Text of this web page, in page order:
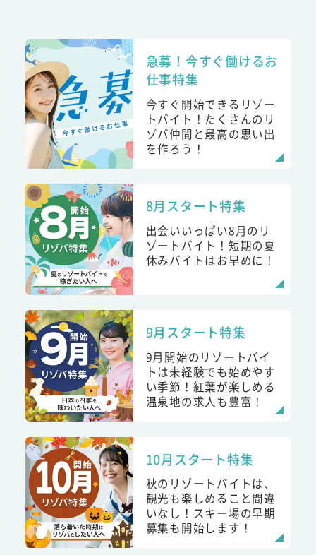
急募！今すぐ働けるお
仕事特集
今すぐ開始できるリゾー
トバイト！たくさんのリ
ゾバ仲間と最高の思い出
を作ろう！
8月スタート特集
出会いいっぱい8月のリ
ゾートバイト！短期の夏
休みバイトはお早めに！
9月スタート特集
9月開始のリゾートバイ
トは未経験でも始めやす
い季節！紅葉が楽しめる
温泉地の求人も豊富！
10月スタート特集
秋のリゾートバイトは、
観光も楽しめること間違
いなし！スキー場の早期
募集も開始します！